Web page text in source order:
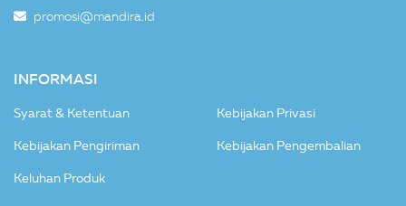
promosi@mandira.id
INFORMASI
Syarat & Ketentuan Kebijakan Privasi
Kebijakan Pengiriman Kebijakan Pengembalian
Keluhan Produk